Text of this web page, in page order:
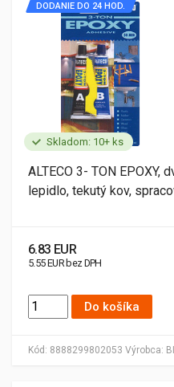
Skladom: 10+ ks
Kód: 8888299802053 Výrobca:
DODANIE DO 24 HOD.
ALTECO 3- TON
lepidlo, tekutý kov,
6.83 EUR
5.55 EUR bez DPH
Do košíka